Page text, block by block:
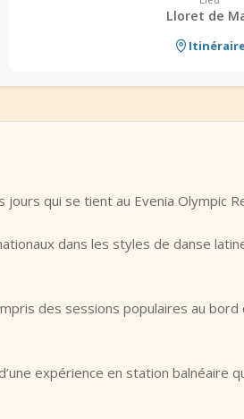
Lloret de
qui se tient au Evenia Olympic
dans les styles de danse
des sessions populaires au bord
expérience en station balnéaire